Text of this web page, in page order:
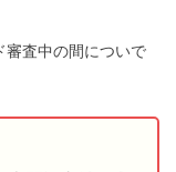
審査中の間についで